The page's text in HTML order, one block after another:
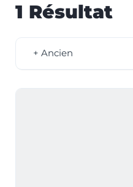
1 Résultat
+ Ancien